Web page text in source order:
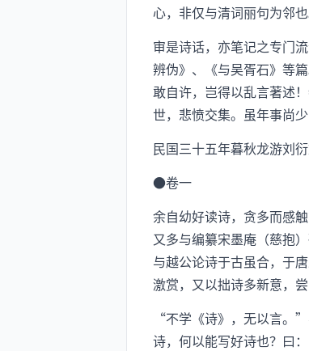
心，非仅与清词丽句为邻也
审是诗话，亦笔记之专门
辨伪》、《与吴胥石》等
敢自许，岂得以乱言著述
世，悲愤交集。虽年事尚
民国三十五年暮秋龙游刘
●卷一
余自幼好读诗，贪多而感
又多与编纂宋墨庵（慈抱
与越公论诗于古虽合，于
激赏，又以拙诗多新意，
“不学《诗》，无以言。
诗，何以能写好诗也？曰